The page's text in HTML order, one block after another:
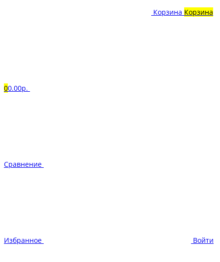
Корзина Корзина
00.00р.
Сравнение
Избранное Войти